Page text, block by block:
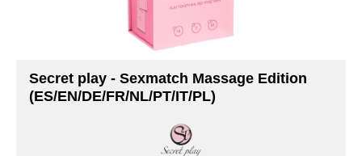
Secret play - Sexmatch Massage Edition
(ES/EN/DE/FR/NL/PT/IT/PL)